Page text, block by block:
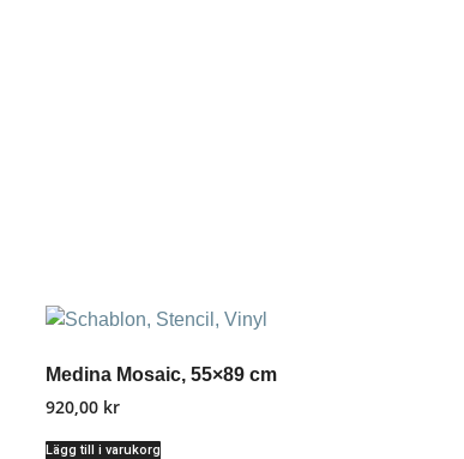
Medina Mosaic, 55×89 cm
920,00 kr
Lägg till i varukorg